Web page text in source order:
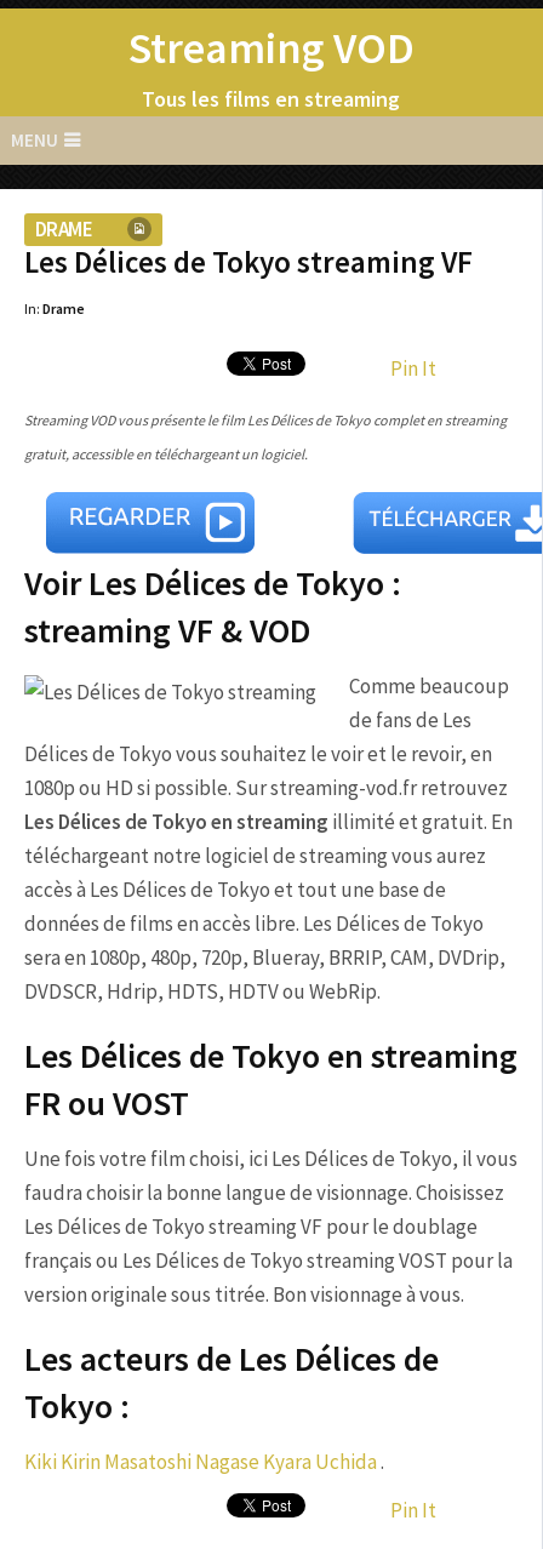
Streaming VOD
Tous les films en streaming
MENU
DRAME
Les Délices de Tokyo streaming VF
In: Drame
Pin It
Streaming VOD vous présente le film Les Délices de Tokyo complet en streaming
gratuit, accessible en téléchargeant un logiciel.
Voir Les Délices de Tokyo :
streaming VF & VOD
Comme beaucoup
de fans de Les
Délices de Tokyo vous souhaitez le voir et le revoir, en
1080p ou HD si possible. Sur streaming-vod.fr retrouvez
Les Délices de Tokyo en streaming illimité et gratuit. En
téléchargeant notre logiciel de streaming vous aurez
accès à Les Délices de Tokyo et tout une base de
données de films en accès libre. Les Délices de Tokyo
sera en 1080p, 480p, 720p, Blueray, BRRIP, CAM, DVDrip,
DVDSCR, Hdrip, HDTS, HDTV ou WebRip.
Les Délices de Tokyo en streaming
FR ou VOST
Une fois votre film choisi, ici Les Délices de Tokyo, il vous
faudra choisir la bonne langue de visionnage. Choisissez
Les Délices de Tokyo streaming VF pour le doublage
français ou Les Délices de Tokyo streaming VOST pour la
version originale sous titrée. Bon visionnage à vous.
Les acteurs de Les Délices de
Tokyo :
Kiki KirinMasatoshi Nagase Kyara Uchida.
Pin It